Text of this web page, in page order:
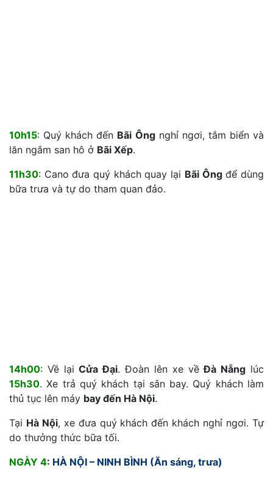
10h15: Quý khách đến Bãi Ôngnghỉ ngơi, tắm biển và
lăn ngắm san hô ở Bãi Xếp.
11h30: Cano đưa quý khách quay lại Bãi Ôngđể dùng
bữa trưa và tự do tham quan đảo.
14h00: Về lạiCửa Đại. Đoàn lên xe vềĐà Nẵng lúc
15h30. Xe trả quý khách tại sân bay. Quý khách làm
thủ tục lên máy bay đến Hà Nội.
Tại Hà Nội, xe đưa quý khách đến khách nghỉ ngơi. Tự
do thưởng thức bữa tối.
NGÀY 4: HÀ NỘI – NINH BÌNH (Ăn sáng, trưa)